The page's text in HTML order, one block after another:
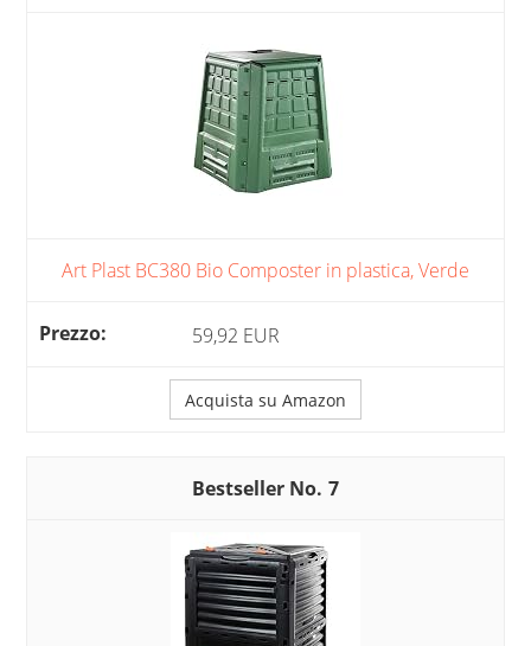
Art Plast BC380 Bio Composter in plastica, Verde
59,92 EUR
Acquista su Amazon
7